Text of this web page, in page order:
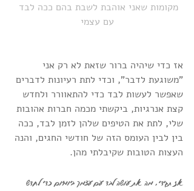
מקומות שאני אוהבת לשבת בהם ככה לבד
עם עצמי
אז כדי שיהיה ברור שזאת לא רק אני
"משוגעת לדבר", וכדי לתת רעיונות לדברים
שאפשר לעשות לבד כדי להתאוורר ולחדש
קצת אנרגיות, ביקשתי מכמה חברות אהובות
שלי, לתת את הטיפים שלהן לזמן לבד, ככה
בין לבין העומס הזה של חודשי החגים, והנה
העצות הטובות שקיבלתי מהן.
אז תגידי, מה את עושה לבד עם עצמך ביומיום כדי לחדש